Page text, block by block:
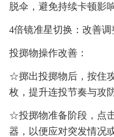
脱伞，避免持续卡顿影
4倍镜准星切换：改善调
投掷物操作改善：
☆掷出投掷物后，按住
枚，提升连投节奏与攻
☆投掷物准备阶段，点
器，以便应对突发情况